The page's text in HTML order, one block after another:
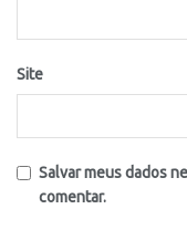
Site
Salvar meus dados
comentar.